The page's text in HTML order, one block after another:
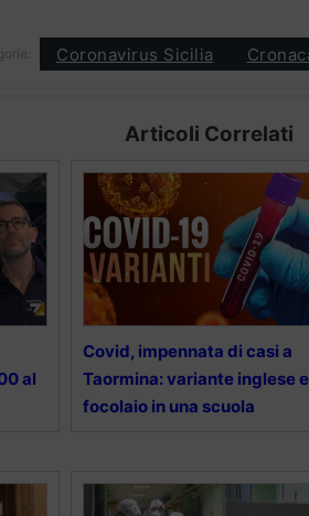
Coronavirus Sicilia
Articoli Correlati
al
Covid, impennata di casi a
Taormina: variante inglese e
focolaio in una scuola